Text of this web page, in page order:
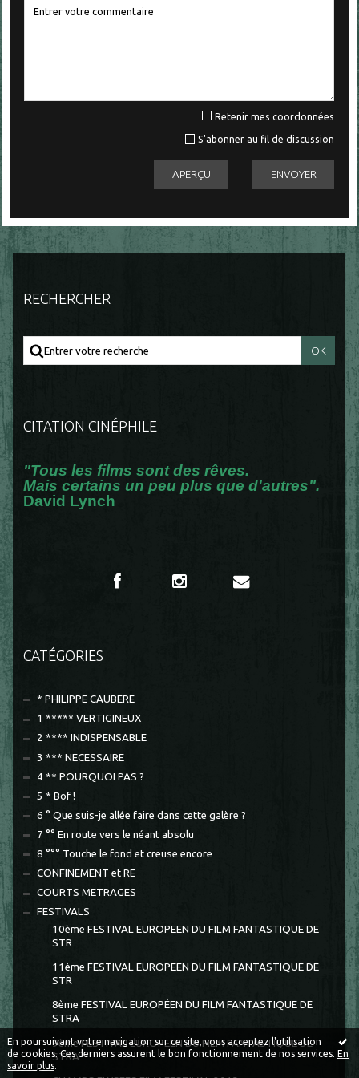
En poursuivant votre navigation sur ce site, vous acceptez l'utilisation
de cookies. Ces derniers assurent le bon fonctionnement de nos services. En
savoir plus.
Retenir mes coordonnées
S'abonner au fil de discussion
RECHERCHER
CITATION CINÉPHILE
"Tous les films sont des rêves.
Mais certains un peu plus que d'autres".
David Lynch
CATÉGORIES
* PHILIPPE CAUBERE
1 ***** VERTIGINEUX
2 **** INDISPENSABLE
3 *** NECESSAIRE
4 ** POURQUOI PAS ?
5 * Bof !
6 ° Que suis-je allée faire dans cette galère ?
7 °° En route vers le néant absolu
8 °°° Touche le fond et creuse encore
CONFINEMENT et RE
COURTS METRAGES
FESTIVALS
10ème FESTIVAL EUROPEEN DU FILM FANTASTIQUE DE
STR
11ème FESTIVAL EUROPEEN DU FILM FANTASTIQUE DE
STR
8ème FESTIVAL EUROPÉEN DU FILM FANTASTIQUE DE
STRA
9ème FESTIVAL EUROPEEN DU FILM FANTASTIQUE DE
STRA